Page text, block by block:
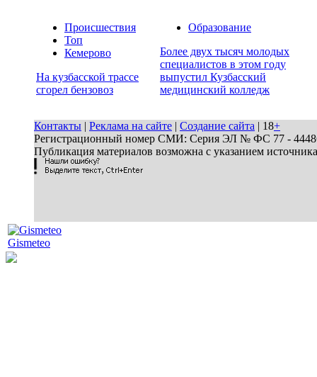
Происшествия
Топ
Кемерово
На кузбасской трассе
сгорел бензовоз
Образование
Более двух тысяч молодых
специалистов в этом году
выпустил Кузбасский
медицинский колледж
Контакты | Реклама на сайте | Создание сайта | 18+
Регистрационный номер СМИ: Серия ЭЛ № ФС 77 - 44486
Публикация материалов возможна с указанием
Gismeteo